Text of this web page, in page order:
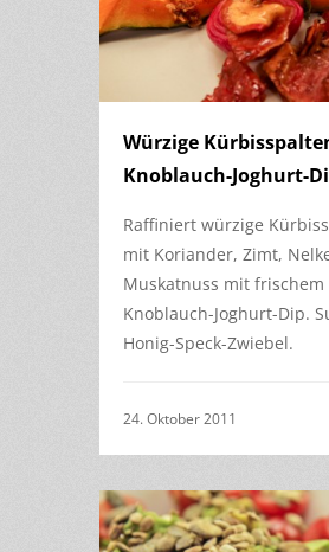
Würzige
Knoblauch-Joghurt-
Raffiniert würzige
mit Koriander, Zimt,
Muskatnuss mit frischem
Knoblauch-Joghurt-Dip.
Honig-Speck-Zwiebel.
24. Oktober 2011